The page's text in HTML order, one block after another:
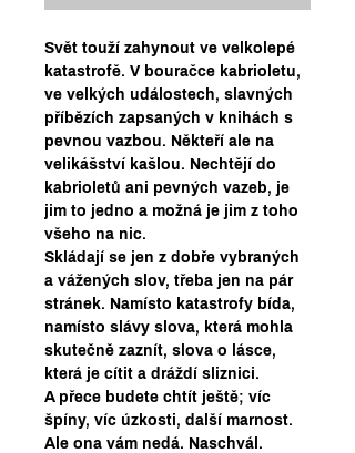
Svět touží zahynout ve velkolepé
katastrofě. V bouračce kabrioletu,
ve velkých událostech, slavných
příbězích zapsaných v knihách s
pevnou vazbou. Někteří ale na
velikášství kašlou. Nechtějí do
kabrioletů ani pevných vazeb, je
jim to jedno a možná je jim z toho
všeho na nic.
Skládají se jen z dobře vybraných
a vážených slov, třeba jen na pár
stránek. Namísto katastrofy bída,
namísto slávy slova, která mohla
skutečně zaznít, slova o lásce,
která je cítit a dráždí sliznici.
A přece budete chtít ještě; víc
špíny, víc úzkosti, další marnost.
Ale ona vám nedá. Naschvál.